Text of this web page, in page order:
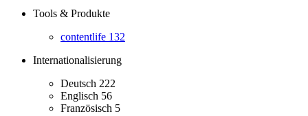
Tools & Produkte
contentlife 132
Internationalisierung
Deutsch 222
Englisch 56
Französisch 5